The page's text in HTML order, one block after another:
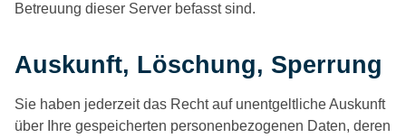
Betreuung dieser Server befasst sind.
Auskunft, Löschung, Sperrung
Sie haben jederzeit das Recht auf unentgeltliche Auskunft
über Ihre gespeicherten personenbezogenen Daten, deren